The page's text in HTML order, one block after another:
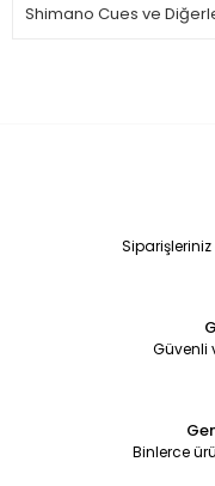
Shimano Cues ve
Siparişleriniz
Güvenli
Binlerce